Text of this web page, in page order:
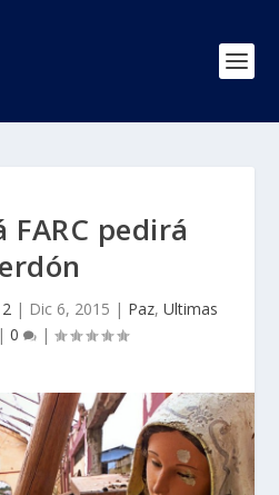
FARC pedirá
| Dic 6, 2015 | Paz, Ultimas
| 0 |